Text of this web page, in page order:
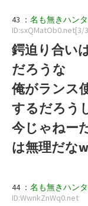
43 ： 名も無きハンタ
ID:sxQMatOb0.net[3/
鍔迫り合い
だろうな
俺がランス
するだろう
今じゃねー
は無理だなw
44 ： 名も無きハンタ
ID:WwnkZnWq0.net